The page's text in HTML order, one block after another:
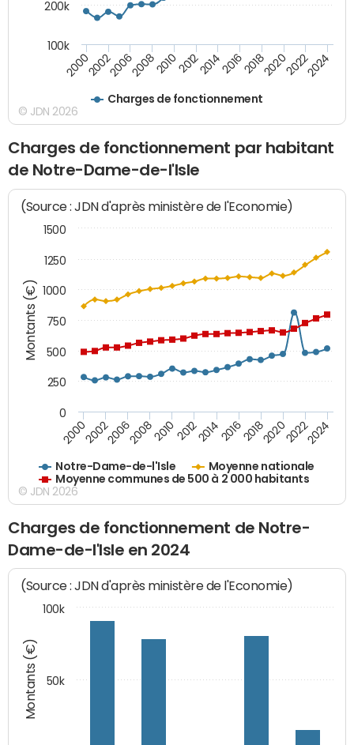
Charges de fonctionnement
200020022006200820102012201420162018202020222024
100k
200k
© JDN 2026
Charges de fonctionnement par habitant
de Notre-Dame-de-l'Isle
Montants (€)
(Source : JDN d'après ministère de l'Economie)
Notre-Dame-de-l'Isle
Moyenne nationale
Moyenne communes de 500 à 2 000 habitants
200020022006200820102012201420162018202020222024
0
250
500
750
1000
1250
1500
© JDN 2026
Charges de fonctionnement de Notre-
Dame-de-l'Isle en 2024
Montants (€)
(Source : JDN d'après ministère de l'Economie)
100k
50k